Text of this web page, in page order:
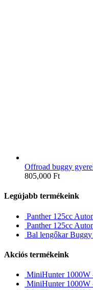
Offroad buggy
805,000 Ft
Legújabb termékeink
Panther 125cc
Panther 125cc
Bal lengőkar
Akciós termékeink
MiniHunter 1000W
MiniHunter 1000W